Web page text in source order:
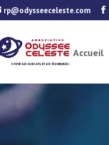
rp@odysseeceleste.com
Accueil